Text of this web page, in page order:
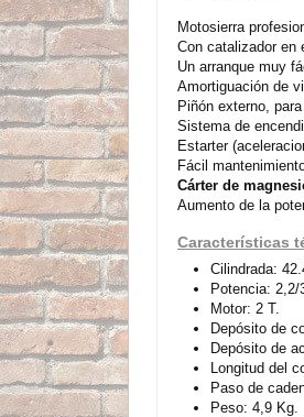
Motosierra
Con catalizador en
Un arranque muy
Amortiguación de
Piñón externo,
Sistema de
Estarter
Fácil
Cárter de
Aumento de la
Características
Cilindrada:
Potencia: 2,2/
Motor: 2 T.
Depósito de
Depósito de
Longitud del
Paso de
Peso: 4,9 Kg.